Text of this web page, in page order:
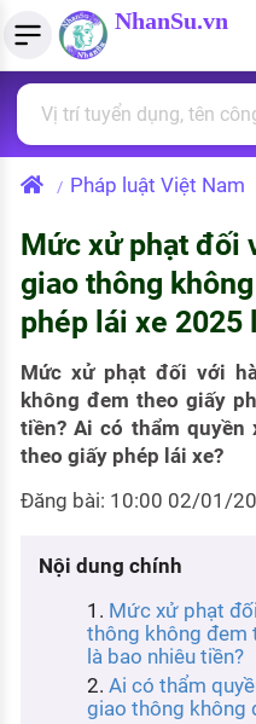
NhanSu.vn
Tìm việc làm
Việc làm ngành luật
Việc làm lương cao
Việc làm tốt nhất
CÔNG TY
Danh sách nhà tuyển
Nhà tuyển dụng hàng
Quản lý CV
Tải CV lên
Tạo CV trực tuyến
MẪU CV THEO STYLE
Mẫu CV đơn giản
Mẫu CV hiện đại
Tính lương Gross - Net
Tính thuế thu nhập cá
Tính trợ cấp thất nghiệp
PHÁP LUẬT VIỆT NAM
Văn bản pháp luật
PHÁP LUẬT LAO ĐỘNG
Lao động và tiền lương
Thuế thu nhập
Hồ sơ biểu mẫu
Chính sách lao động
KHÁM PHÁ NGHỀ NGHIỆP
Tử vi nghề nghiệp
Kỹ năng nghề nghiệp
HƯỚNG NGHIỆP VIỆC
/ Pháp luật Việt Nam
Mức xử phạt đối
giao thông
phép lái xe 2025
Mức xử phạt đối với
không đem theo giấy
tiền? Ai có thẩm quyền
theo giấy phép lái xe?
Đăng bài: 10:00 02/01/
Nội dung chính
Mức xử phạt
thông không đem
là bao nhiêu tiền?
Ai có thẩm
giao thông không